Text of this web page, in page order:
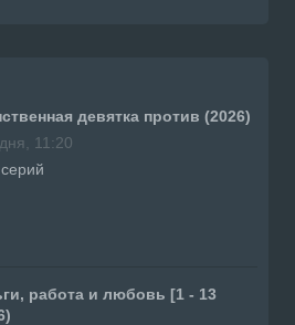
девятка против (2026)
11:20
работа и любовь [1 - 13